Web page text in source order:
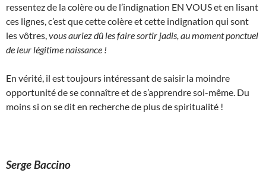
ressentez de la colère ou de l’indignation EN VOUS et en lisant
ces lignes, c’est que cette colère et cette indignation qui sont
les vôtres, vous auriez dû les faire sortir jadis, au moment ponctuel
de leur légitime naissance !
En vérité, il est toujours intéressant de saisir la moindre
opportunité de se connaître et de s’apprendre soi-même. Du
moins si on se dit en recherche de plus de spiritualité !
Serge Baccino